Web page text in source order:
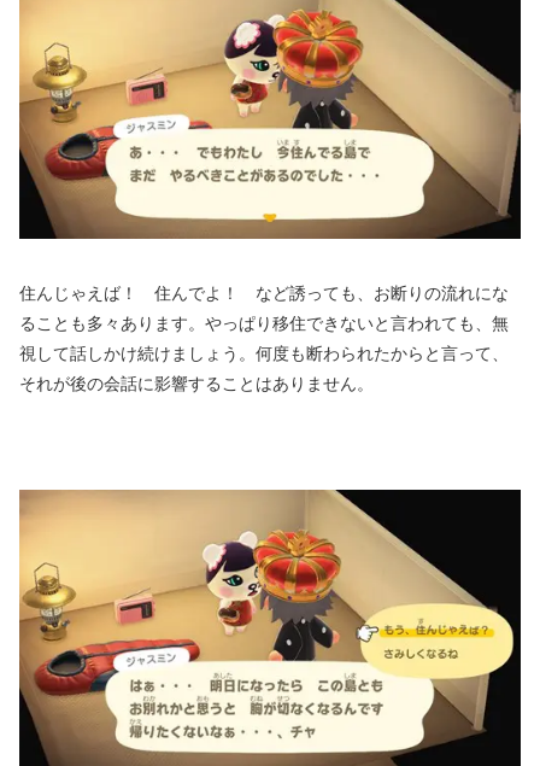
住んじゃえば！ 住んでよ！ など誘っても、お断りの流れにな
ることも多々あります。やっぱり移住できないと言われても、無
視して話しかけ続けましょう。何度も断わられたからと言って、
それが後の会話に影響することはありません。